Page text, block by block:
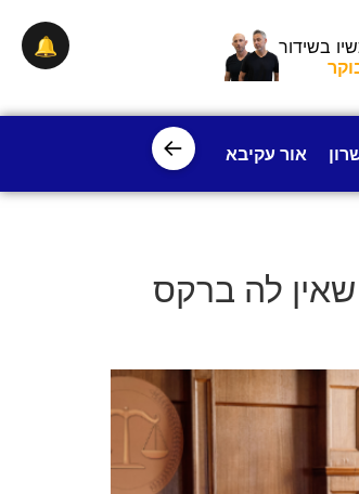
בשידור
אור עקיבא פרדס חנה
←
לה ברקס
🔔